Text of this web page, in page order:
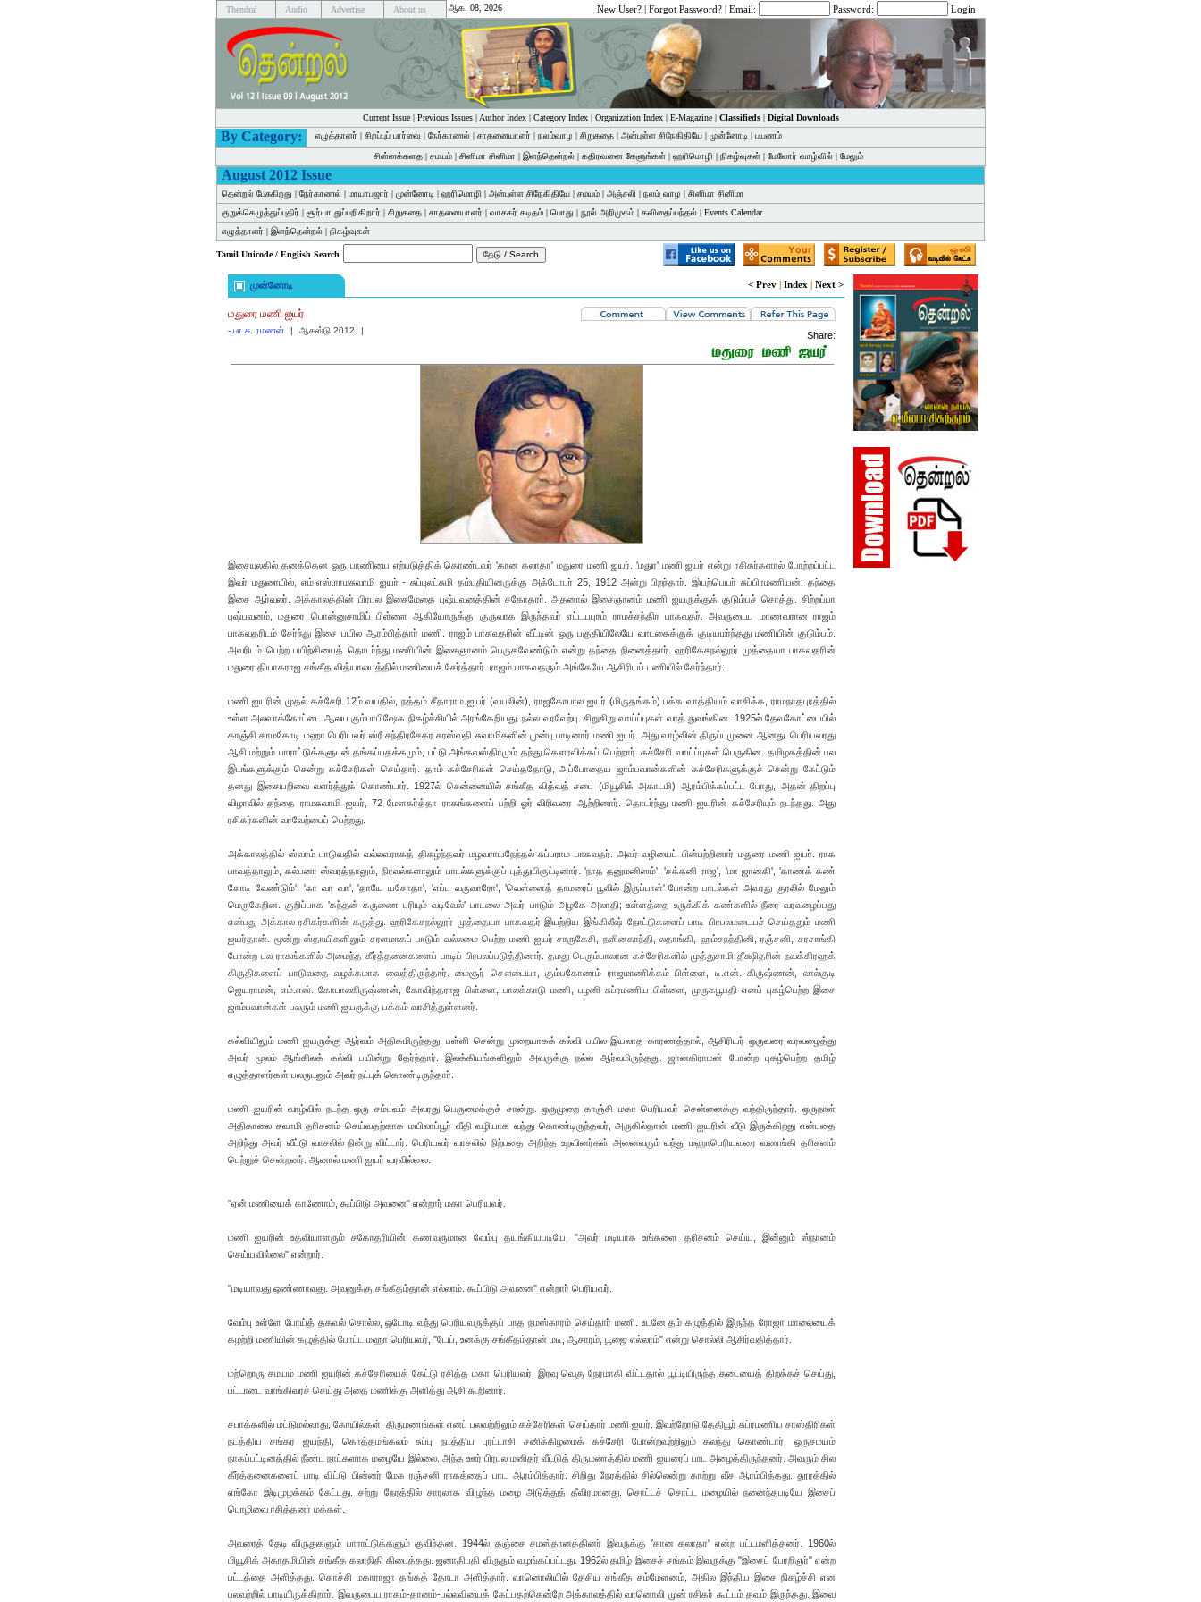
Thendral Audio Advertise About us ஆக. 08, 2026 New User? | Forgot Password? | Email: Password: Login
Current Issue| Previous Issues| Author Index| Category Index| Organization Index| E-Magazine| Classifieds| Digital Downloads
By Category: எழுத்தாளர் | சிறப்புப் பார்வை | நேர்காணல் | சாதனையாளர் | நலம்வாழ | சிறுகதை | அன்புள்ள சிநேகிதியே | முன்னோடி | பயணம்
சின்னக்கதை | சமயம் | சினிமா சினிமா | இளந்தென்றல் | கதிரவனை கேளுங்கள் | ஹரிமொழி | நிகழ்வுகள் | மேலோர் வாழ்வில் | மேலும்
August 2012 Issue
தென்றல் பேசுகிறது | நேர்காணல் | மாயாபஜார் | முன்னோடி | ஹரிமொழி | அன்புள்ள சிநேகிதியே | சமயம் | அஞ்சலி | நலம் வாழ | சினிமா சினிமா
குறுக்கெழுத்துப்புதிர் | சூர்யா துப்பறிகிறார் | சிறுகதை | சாதனையாளர் | வாசகர் கடிதம் | பொது | நூல் அறிமுகம் | கவிதைப்பந்தல் | Events Calendar
எழுத்தாளர் | இளந்தென்றல் | நிகழ்வுகள்
Tamil Unicode / English Search
முன்னோடி < Prev | Index | Next >
மதுரை மணி ஐயர்
- பா.சு. ரமணன் | ஆகஸ்டு 2012 | Share:
இசையுலகில் தனக்கென ஒரு பாணியை ஏற்படுத்திக் கொண்டவர் 'கான கலாதர' மதுரை மணி ஐயர். 'மதுர' மணி ஐயர் என்று ரசிகர்களால் போற்றப்பட்ட
இவர் மதுரையில், எம்.எஸ்.ராமசுவாமி ஐயர் - சுப்புலட்சுமி தம்பதியினருக்கு அக்டோபர் 25, 1912 அன்று பிறந்தார். இயற்பெயர் சுப்பிரமணியன். தந்தை
இசை ஆர்வலர். அக்காலத்தின் பிரபல இசைமேதை புஷ்பவனத்தின் சகோதரர். அதனால் இசைஞானம் மணி ஐயருக்குக் குடும்பச் சொத்து. சிற்றப்பா
புஷ்பவனம், மதுரை பொன்னுசாமிப் பிள்ளை ஆகியோருக்கு குருவாக இருந்தவர் எட்டயபுரம் ராமச்சந்திர பாகவதர். அவருடைய மாணவரான ராஜம்
பாகவதரிடம் சேர்ந்து இசை பயில ஆரம்பித்தார் மணி. ராஜம் பாகவதரின் வீட்டின் ஒரு பகுதியிலேயே வாடகைக்குக் குடியமர்ந்தது மணியின் குடும்பம்.
அவரிடம் பெற்ற பயிற்சியைத் தொடர்ந்து மணியின் இசைஞானம் பெருகவேண்டும் என்று தந்தை நினைத்தார். ஹரிகேசநல்லூர் முத்தையா பாகவதரின்
மதுரை தியாகராஜ சங்கீத வித்யாலயத்தில் மணியைச் சேர்த்தார். ராஜம் பாகவதரும் அங்கேயே ஆசிரியப் பணியில் சேர்ந்தார்.
மணி ஐயரின் முதல் கச்சேரி 12ம் வயதில், நத்தம் சீதாராம ஐயர் (வயலின்), ராஜகோபால ஐயர் (மிருதங்கம்) பக்க வாத்தியம் வாசிக்க, ராமநாதபுரத்தில்
உள்ள அலவாக்கோட்டை ஆலய கும்பாபிஷேக நிகழ்ச்சியில் அரங்கேறியது. நல்ல வரவேற்பு. சிறுசிறு வாய்ப்புகள் வரத் துவங்கின. 1925ல் தேவகோட்டையில்
காஞ்சி காமகோடி மஹா பெரியவர் ஸ்ரீ சந்திரசேகர சரஸ்வதி சுவாமிகளின் முன்பு பாடினார் மணி ஐயர். அது வாழ்வின் திருப்புமுனை ஆனது. பெரியவரது
ஆசி மற்றும் பாராட்டுக்களுடன் தங்கப்பதக்கமும், பட்டு அங்கவஸ்திரமும் தந்து கௌரவிக்கப் பெற்றார். கச்சேரி வாய்ப்புகள் பெருகின. தமிழகத்தின் பல
இடங்களுக்கும் சென்று கச்சேரிகள் செய்தார். தாம் கச்சேரிகள் செய்ததோடு, அப்போதைய ஜாம்பவான்களின் கச்சேரிகளுக்குச் சென்று கேட்டும்
தனது இசையறிவை வளர்த்துக் கொண்டார். 1927ல் சென்னையில் சங்கீத வித்வத் சபை (மியூசிக் அகாடமி) ஆரம்பிக்கப்பட்ட போது, அதன் திறப்பு
விழாவில் தந்தை ராமசுவாமி ஐயர், 72 மேளகர்த்தா ராகங்களைப் பற்றி ஓர் விரிவுரை ஆற்றினார். தொடர்ந்து மணி ஐயரின் கச்சேரியும் நடந்தது. அது
ரசிகர்களின் வரவேற்பைப் பெற்றது.
அக்காலத்தில் ஸ்வரம் பாடுவதில் வல்லவராகத் திகழ்ந்தவர் மழவராயநேந்தல் சுப்பராம பாகவதர். அவர் வழியைப் பின்பற்றினார் மதுரை மணி ஐயர். ராக
பாவத்தாலும், கல்பனா ஸ்வரத்தாலும், நிரவல்களாலும் பாடல்களுக்குப் புத்துயிரூட்டினார். 'நாத தனுமனிஸம்', 'சக்கனி ராஜ', 'மா ஜானகி', 'காணக் கண்
கோடி வேண்டும்', 'கா வா வா', 'தாயே யசோதா', 'எப்ப வருவாரோ', 'வெள்ளைத் தாமரைப் பூவில் இருப்பாள்' போன்ற பாடல்கள் அவரது குரலில் மேலும்
மெருகேறின. குறிப்பாக 'கந்தன் கருணை புரியும் வடிவேல்' பாடலை அவர் பாடும் அழகே அலாதி; உள்ளத்தை உருக்கிக் கண்களில் நீரை வரவழைப்பது
என்பது அக்கால ரசிகர்களின் கருத்து. ஹரிகேசநல்லூர் முத்தையா பாகவதர் இயற்றிய இங்கிலீஷ் நோட்டுகளைப் பாடி பிரபலமடையச் செய்ததும் மணி
ஐயர்தான். மூன்று ஸ்தாயிகளிலும் சரளமாகப் பாடும் வல்லமை பெற்ற மணி ஐயர் சாருகேசி, நளினகாந்தி, லதாங்கி, ஹம்சநந்தினி, ரஞ்சனி, சரசாங்கி
போன்ற பல ராகங்களில் அமைந்த கீர்த்தனைகளைப் பாடிப் பிரபலப்படுத்தினார். தமது பெரும்பாலான கச்சேரிகளில் முத்துசாமி தீக்ஷிதரின் நவக்கிரஹக்
கிருதிகளைப் பாடுவதை வழக்கமாக வைத்திருந்தார். மைசூர் சௌடையா, கும்பகோணம் ராஜமாணிக்கம் பிள்ளை, டி.என். கிருஷ்ணன், லால்குடி
ஜெயராமன், எம்.எஸ். கோபாலகிருஷ்ணன், கோவிந்தராஜ பிள்ளை, பாலக்காடு மணி, பழனி சுப்ரமணிய பிள்ளை, முருகபூபதி எனப் புகழ்பெற்ற இசை
ஜாம்பவான்கள் பலரும் மணி ஐயருக்கு பக்கம் வாசித்துள்ளனர்.
கல்வியிலும் மணி ஐயருக்கு ஆர்வம் அதிகமிருந்தது. பள்ளி சென்று முறையாகக் கல்வி பயில இயலாத காரணத்தால், ஆசிரியர் ஒருவரை வரவழைத்து
அவர் மூலம் ஆங்கிலக் கல்வி பயின்று தேர்ந்தார். இலக்கியங்களிலும் அவருக்கு நல்ல ஆர்வமிருந்தது. ஜானகிராமன் போன்ற புகழ்பெற்ற தமிழ்
எழுத்தாளர்கள் பலருடனும் அவர் நட்புக் கொண்டிருந்தார்.
மணி ஐயரின் வாழ்வில் நடந்த ஒரு சம்பவம் அவரது பெருமைக்குச் சான்று. ஒருமுறை காஞ்சி மகா பெரியவர் சென்னைக்கு வந்திருந்தார். ஒருநாள்
அதிகாலை சுவாமி தரிசனம் செய்வதற்காக மயிலாப்பூர் வீதி வழியாக வந்து கொண்டிருந்தவர், அருகில்தான் மணி ஐயரின் வீடு இருக்கிறது என்பதை
அறிந்து அவர் வீட்டு வாசலில் நின்று விட்டார். பெரியவர் வாசலில் நிற்பதை அறிந்த உறவினர்கள் அனைவரும் வந்து மஹாபெரியவரை வணங்கி தரிசனம்
பெற்றுச் சென்றனர். ஆனால் மணி ஐயர் வரவில்லை.
"ஏன் மணியைக் காணோம், கூப்பிடு அவனை" என்றார் மகா பெரியவர்.
மணி ஐயரின் உதவியாளரும் சகோதரியின் கணவருமான வேம்பு தயங்கியபடியே, "அவர் மடியாக உங்களை தரிசனம் செய்ய, இன்னும் ஸ்நானம்
செய்யவில்லை" என்றார்.
"மடியாவது ஒண்ணாவது. அவனுக்கு சங்கீதம்தான் எல்லாம். கூப்பிடு அவனை" என்றார் பெரியவர்.
வேம்பு உள்ளே போய்த் தகவல் சொல்ல, ஓடோடி வந்து பெரியவருக்குப் பாத நமஸ்காரம் செய்தார் மணி. உடனே தம் கழுத்தில் இருந்த ரோஜா மாலையைக்
கழற்றி மணியின் கழுத்தில் போட்ட மஹா பெரியவர், "டேய், உனக்கு சங்கீதம்தான் மடி, ஆசாரம், பூஜை எல்லாம்" என்று சொல்லி ஆசிர்வதித்தார்.
மற்றொரு சமயம் மணி ஐயரின் கச்சேரியைக் கேட்டு ரசித்த மகா பெரியவர், இரவு வெகு நேரமாகி விட்டதால் பூட்டியிருந்த கடையைத் திறக்கச் செய்து,
பட்டாடை வாங்கிவரச் செய்து அதை மணிக்கு அளித்து ஆசி கூறினார்.
சபாக்களில் மட்டுமல்லாது, கோயில்கள், திருமணங்கள் எனப் பலவற்றிலும் கச்சேரிகள் செய்தார் மணி ஐயர். இவற்றோடு தேதியூர் சுப்ரமணிய சாஸ்திரிகள்
நடத்திய சங்கர ஜயந்தி, கொத்தமங்கலம் சுப்பு நடத்திய புரட்டாசி சனிக்கிழமைக் கச்சேரி போன்றவற்றிலும் கலந்து கொண்டார். ஒருசமயம்
நாகப்பட்டினத்தில் நீண்ட நாட்களாக மழையே இல்லை. அந்த ஊர் பிரபல மனிதர் வீட்டுத் திருமணத்தில் மணி ஐயரைப் பாட அழைத்திருந்தனர். அவரும் சில
கீர்த்தனைகளைப் பாடி விட்டு பின்னர் மேக ரஞ்சனி ராகத்தைப் பாட ஆரம்பித்தார். சிறிது நேரத்தில் சில்லென்று காற்று வீச ஆரம்பித்தது. தூரத்தில்
எங்கோ இடிமுழக்கம் கேட்டது. சற்று நேரத்தில் சாரலாக விழுந்த மழை அடுத்துத் தீவிரமானது. சொட்டச் சொட்ட மழையில் நனைந்தபடியே இசைப்
பொழிவை ரசித்தனர் மக்கள்.
அவரைத் தேடி விருதுகளும் பாராட்டுக்களும் குவிந்தன. 1944ல் தஞ்சை சமஸ்தானத்தினர் இவருக்கு 'கான கலாதர' என்ற பட்டமளித்தனர். 1960ல்
மியூசிக் அகாதமியின் சங்கீத கலாநிதி கிடைத்தது. ஜனாதிபதி விருதும் வழங்கப்பட்டது. 1962ல் தமிழ் இசைச் சங்கம் இவருக்கு "இசைப் பேரறிஞர்" என்ற
பட்டத்தை அளித்தது. கொச்சி மகாராஜா தங்கத் தோடா அளித்தார். வானொலியில் தேசிய சங்கீத சம்மேளனம், அகில இந்திய இசை நிகழ்ச்சி என
பலவற்றில் பாடியிருக்கிறார். இவருடைய ராகம்-தானம்-பல்லவியைக் கேட்பதற்கென்றே அக்காலத்தில் வானொலி முன் ரசிகர் கூட்டம் தவம் இருந்தது. இவை